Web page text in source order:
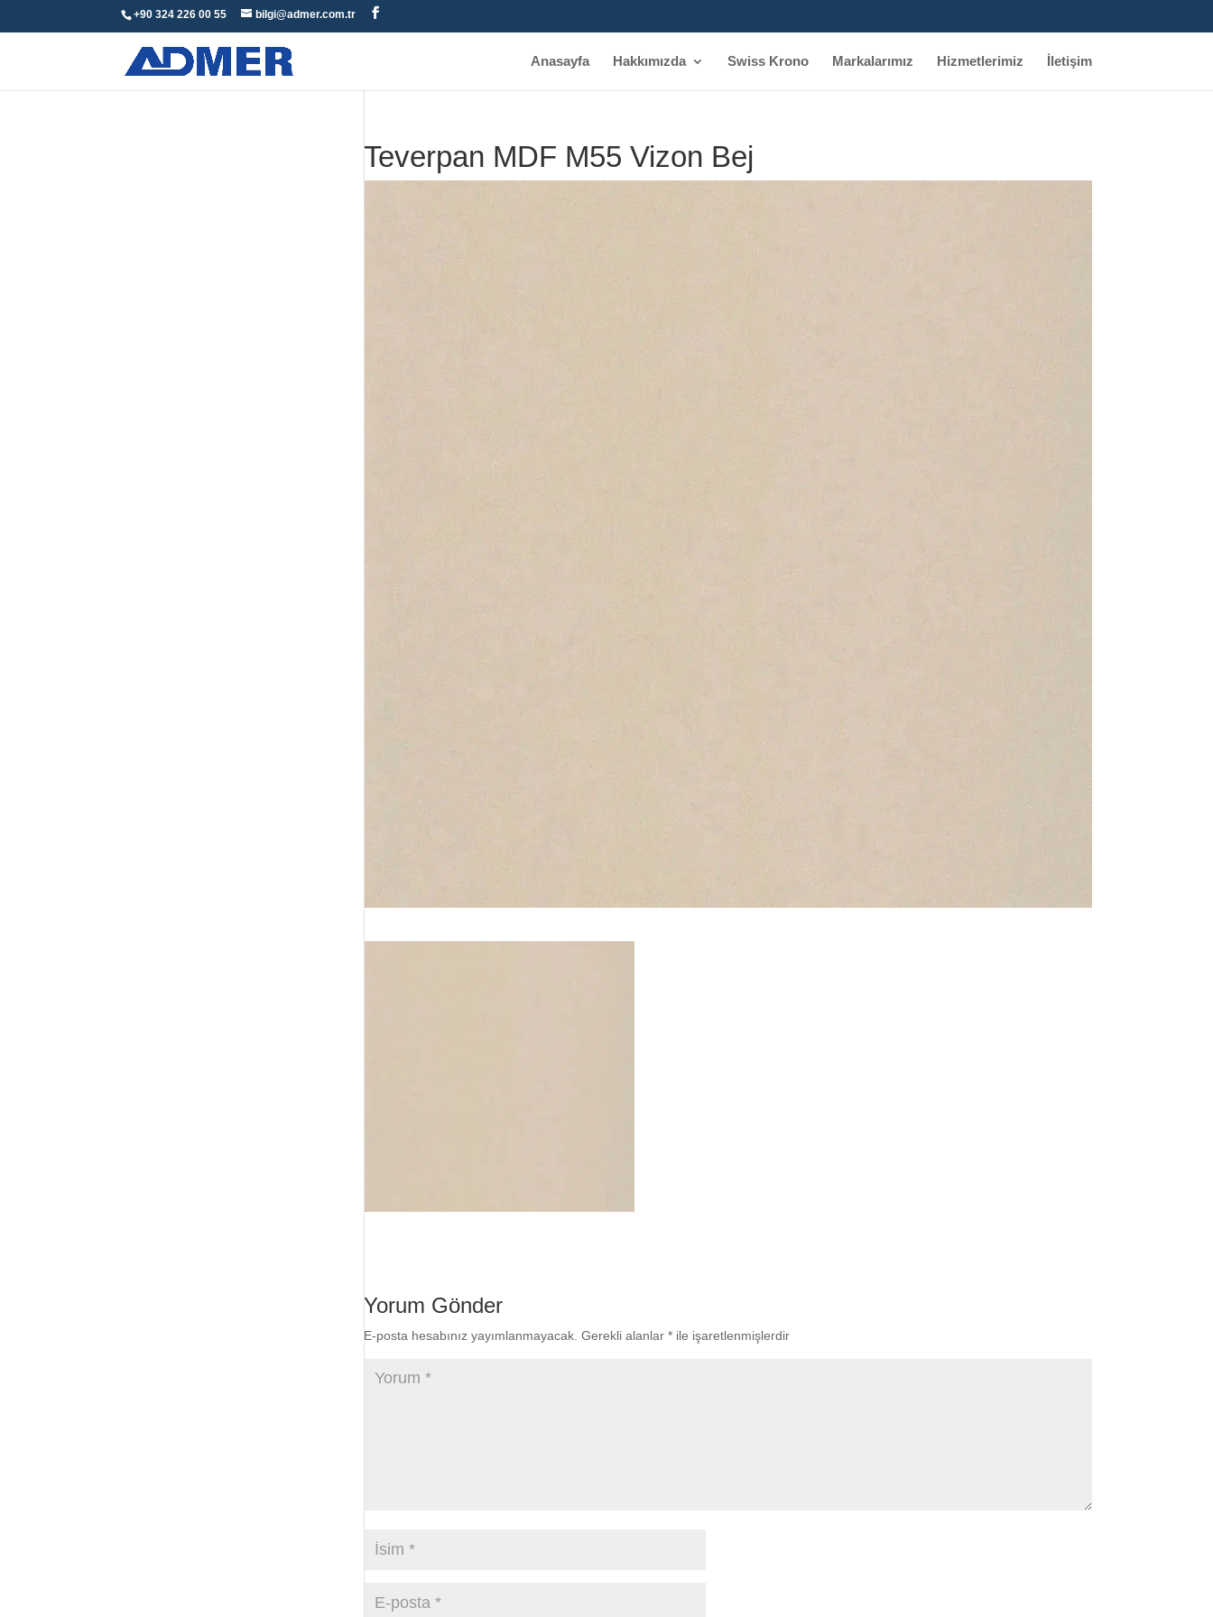
+90 324 226 00 55 bilgi@admer.com.tr
Anasayfa Hakkımızda Swiss Krono Markalarımız Hizmetlerimiz İletişim
Teverpan MDF M55 Vizon Bej
Yorum Gönder
E-posta hesabınız yayımlanmayacak. Gerekli alanlar* ile işaretlenmişlerdir